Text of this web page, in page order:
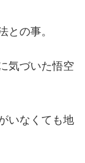
との事。
気づいた悟空
いなくても地